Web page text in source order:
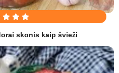
skonis kaip švieži